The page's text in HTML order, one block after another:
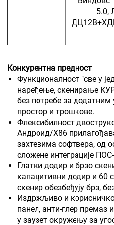
5.0,
Конкурентна предност
Функционалност "све у
наређење, скенирање
без потребе за додатним
простор и трошкове.
Флексибилност
Андроид/Х86
захтевима софтвера, од
сложене интеграције
Глатки додир и брзо
капацитивни додир и 60
скенир обезбеђују брз,
Издржљиво и
панел, анти-глер премаз
у заузет окружењу за